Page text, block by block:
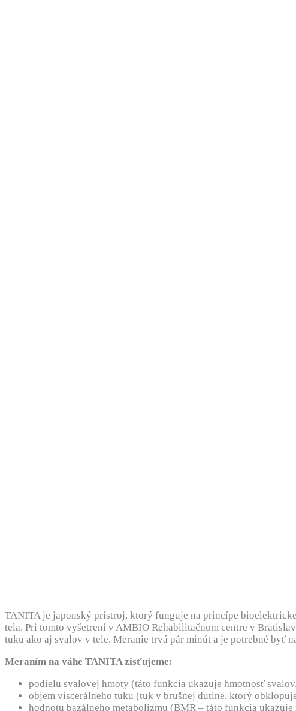
TANITA je japonský prístroj, ktorý funguje na princípe
tela. Pri tomto vyšetrení v AMBIO Rehabilitačnom centre v
tuku ako aj svalov v tele. Meranie trvá pár minút a je potrebné byť
Meraním na váhe TANITA zisťujeme:
podielu svalovej hmoty (táto funkcia ukazuje hmotnosť
objem viscerálneho tuku (tuk v brušnej dutine, ktorý
hodnotu bazálneho metabolizmu (BMR – táto funkcia